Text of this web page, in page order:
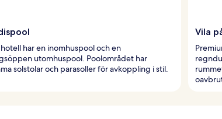
har en inomhuspool och en
utomhuspool. Poolområdet har
solstolar och parasoller för avkoppling i stil.
Vila